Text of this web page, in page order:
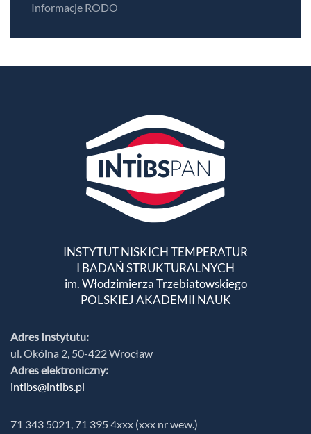
Informacje RODO
INSTYTUT NISKICH TEMPERATUR
I BADAŃ STRUKTURALNYCH
im. Włodzimierza Trzebiatowskiego
POLSKIEJ AKADEMII NAUK
Adres Instytutu:
ul. Okólna 2, 50-422 Wrocław
Adres elektroniczny:
intibs@intibs.pl
71 343 5021, 71 395 4xxx (xxx nr wew.)